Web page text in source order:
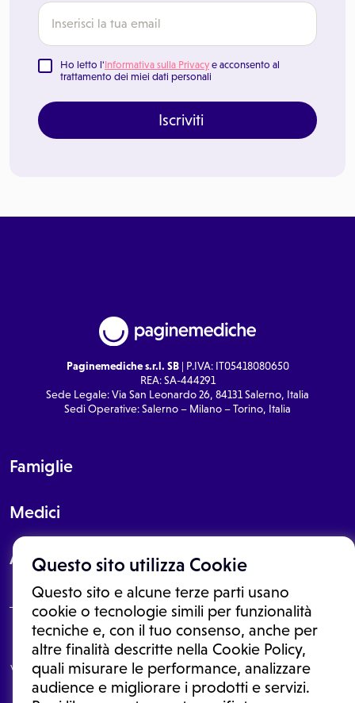
Questo sito utilizza Cookie
Questo sito e alcune terze parti usano
cookie o tecnologie simili per funzionalità
tecniche e, con il tuo consenso, anche per
altre finalità descritte nella Cookie Policy,
quali misurare le performance, analizzare
audience e migliorare i prodotti e servizi.
Ho letto l'Informativa sulla Privacy e acconsento al
trattamento dei miei dati personali
Iscriviti
Paginemediche s.r.l. SB| P.IVA: IT05418080650
REA: SA-444291
Sede Legale: Via San Leonardo 26, 84131 Salerno, Italia
Sedi Operative: Salerno – Milano – Torino, Italia
Famiglie
Medici
About
Le informazioni proposte in questo sito non sono un consulto medico.
In nessun caso, queste informazioni sostituiscono un consulto, una
visita o una diagnosi formulata dal medico. Non si devono considerare
le informazioni disponibili come suggerimenti per la formulazione di
una diagnosi, la determinazione di un trattamento o l'assunzione o